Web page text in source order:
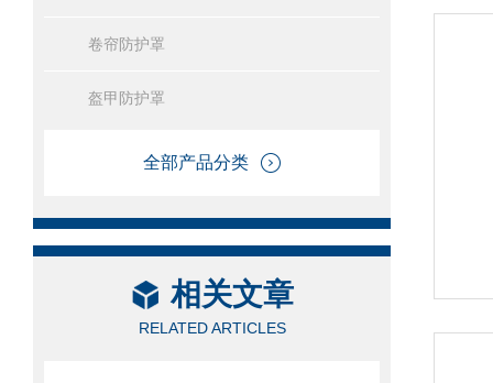
卷帘防护罩
盔甲防护罩
全部产品分类
相关文章
RELATED ARTICLES